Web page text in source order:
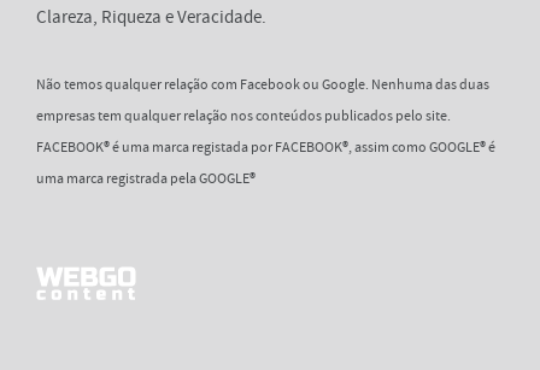
Clareza, Riqueza e Veracidade.
Não temos qualquer relação com Facebook ou Google. Nenhuma das duas
empresas tem qualquer relação nos conteúdos publicados pelo site.
FACEBOOK® é uma marca registada por FACEBOOK®, assim como GOOGLE® é
uma marca registrada pela GOOGLE®